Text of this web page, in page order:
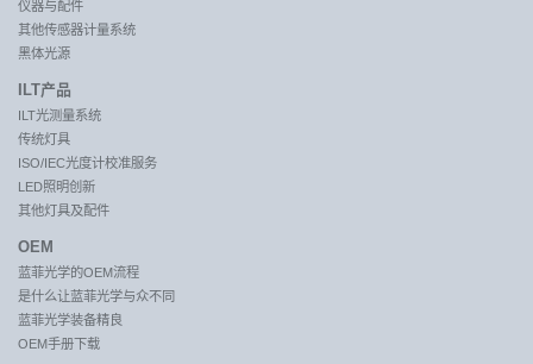
仪器与配件
其他传感器计量系统
黑体光源
ILT产品
ILT光测量系统
传统灯具
ISO/IEC光度计校准服务
LED照明创新
其他灯具及配件
OEM
蓝菲光学的OEM流程
是什么让蓝菲光学与众不同
蓝菲光学装备精良
OEM手册下载